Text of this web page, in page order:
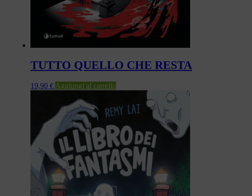
TUTTO QUELLO CHE RESTA
19,90 € Aggiungi al carrello